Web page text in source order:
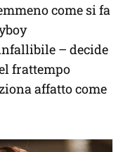
come si fa
– decide
frattempo
affatto come